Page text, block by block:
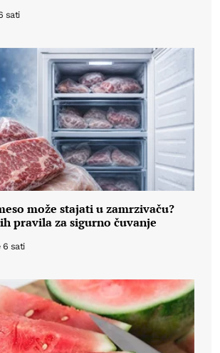
sati
može stajati u zamrzivaču?
pravila za sigurno čuvanje
6 sati